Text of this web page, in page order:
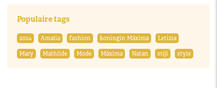
Populaire tags
2024 Amalia fashion koningin Máxima
Letizia
Mary
Mathilde Mode Máxima Natan stijl style